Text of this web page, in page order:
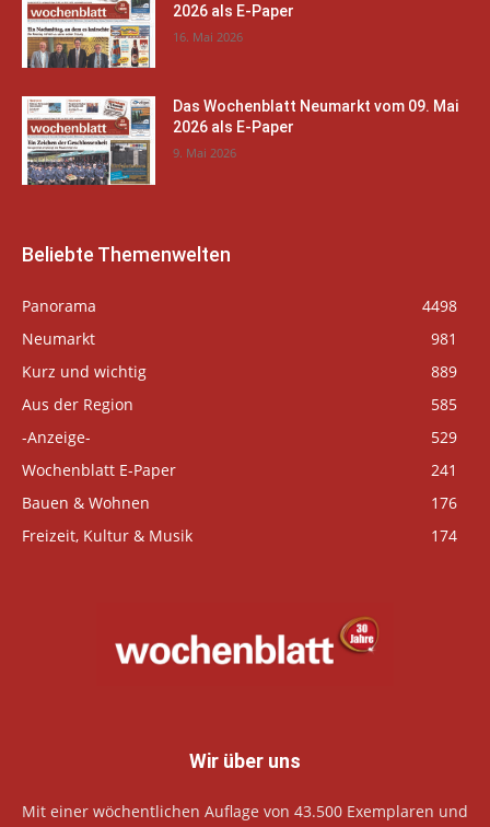
2026 als E-Paper
16. Mai 2026
Das Wochenblatt Neumarkt vom 09. Mai
2026 als E-Paper
9. Mai 2026
Beliebte Themenwelten
Panorama
4498
Neumarkt
981
Kurz und wichtig
889
Aus der Region
585
-Anzeige-
529
Wochenblatt E-Paper
241
Bauen & Wohnen
176
Freizeit, Kultur & Musik
174
Wir über uns
Mit einer wöchentlichen Auflage von 43.500 Exemplaren und